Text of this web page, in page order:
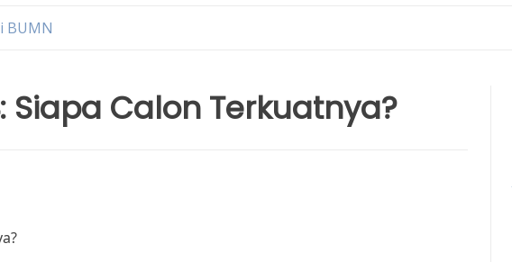
BUMN
Siapa Calon Terkuatnya?